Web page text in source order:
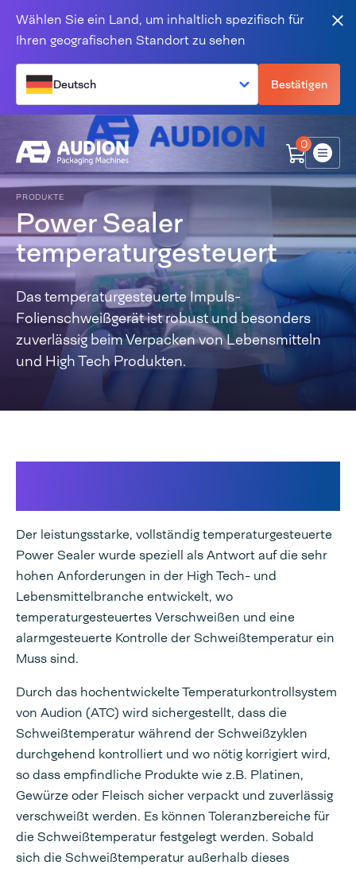
Wählen Sie ein Land, um inhaltlich spezifisch für
Ihren geografischen Standort zu sehen
Deutsch Bestätigen
0
Menü
PRODUKTE
Power Sealer
temperaturgesteuert
Das temperaturgesteuerte Impuls-
Folienschweißgerät ist robust und besonders
zuverlässig beim Verpacken von Lebensmitteln
und High Tech Produkten.
Der leistungsstarke, vollständig temperaturgesteuerte
Power Sealer wurde speziell als Antwort auf die sehr
hohen Anforderungen in der High Tech- und
Lebensmittelbranche entwickelt, wo
temperaturgesteuertes Verschweißen und eine
alarmgesteuerte Kontrolle der Schweißtemperatur ein
Muss sind.
Durch das hochentwickelte Temperaturkontrollsystem
von Audion (ATC) wird sichergestellt, dass die
Schweißtemperatur während der Schweißzyklen
durchgehend kontrolliert und wo nötig korrigiert wird,
so dass empfindliche Produkte wie z.B. Platinen,
Gewürze oder Fleisch sicher verpackt und zuverlässig
verschweißt werden. Es können Toleranzbereiche für
die Schweißtemperatur festgelegt werden. Sobald
sich die Schweißtemperatur außerhalb dieses